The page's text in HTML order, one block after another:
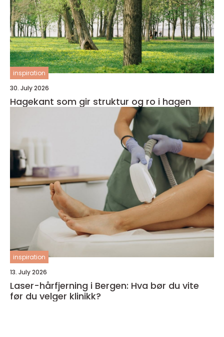
inspiration
30. July 2026
Hagekant som gir struktur og ro i hagen
inspiration
13. July 2026
Laser-hårfjerning i Bergen: Hva bør du vite
før du velger klinikk?